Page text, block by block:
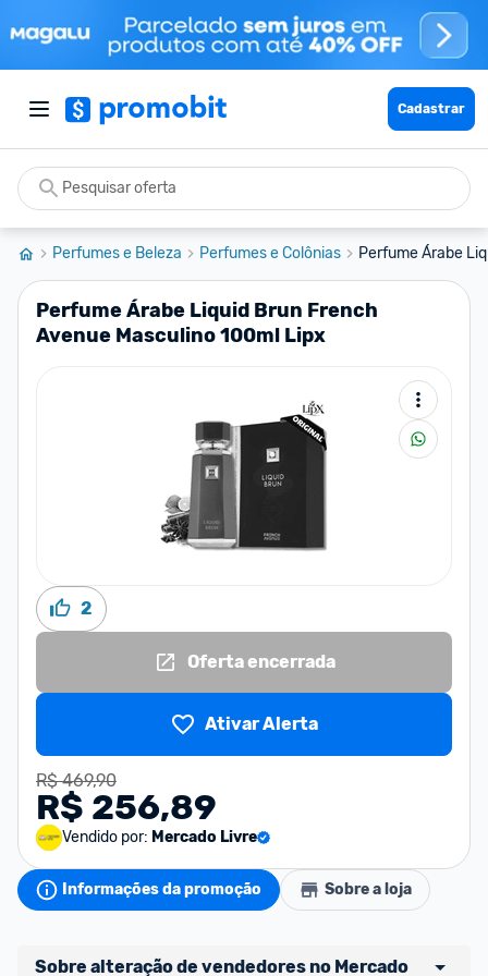
Cadastrar
Perfumes e Beleza Perfumes e Colônias Perfume Árabe
Perfume Árabe Liquid Brun French
Avenue Masculino 100ml Lipx
2
Oferta encerrada
Ativar Alerta
R$ 469,90
R$ 256,89
Vendido por: Mercado Livre
Informações da promoção Sobre a loja
Sobre alteração de vendedores no Mercado